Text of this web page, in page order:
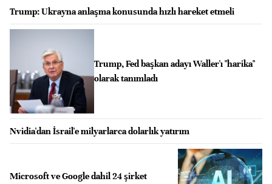
Trump: Ukrayna anlaşma konusunda hızlı hareket etmeli
Trump, Fed başkan adayı Waller'ı "harika"
olarak tanımladı
Nvidia'dan İsrail'e milyarlarca dolarlık yatırım
Microsoft ve Google dahil 24 şirket